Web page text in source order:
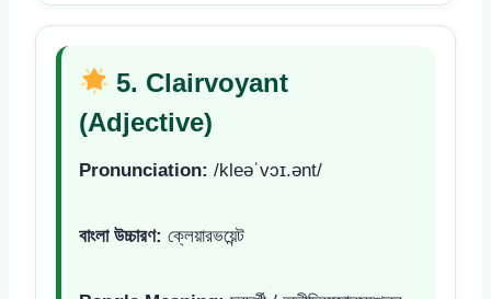
5. Clairvoyant
(Adjective)
Pronunciation: /kleəˈvɔɪ.ənt/
বাংলা উচ্চারণ: ক্লেয়ারভয়েন্ট